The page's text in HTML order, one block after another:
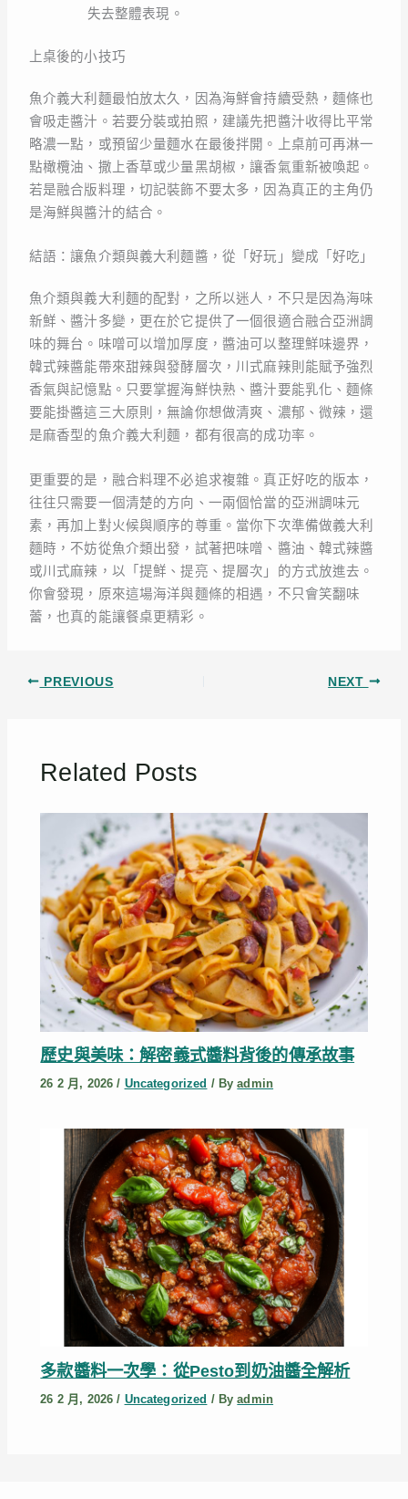
失去整體表現。
上桌後的小技巧
魚介義大利麵最怕放太久，因為海鮮會持續受熱，麵條也
會吸走醬汁。若要分裝或拍照，建議先把醬汁收得比平常
略濃一點，或預留少量麵水在最後拌開。上桌前可再淋一
點橄欖油、撒上香草或少量黑胡椒，讓香氣重新被喚起。
若是融合版料理，切記裝飾不要太多，因為真正的主角仍
是海鮮與醬汁的結合。
結語：讓魚介類與義大利麵醬，從「好玩」變成「好吃」
魚介類與義大利麵的配對，之所以迷人，不只是因為海味
新鮮、醬汁多變，更在於它提供了一個很適合融合亞洲調
味的舞台。味噌可以增加厚度，醬油可以整理鮮味邊界，
韓式辣醬能帶來甜辣與發酵層次，川式麻辣則能賦予強烈
香氣與記憶點。只要掌握海鮮快熟、醬汁要能乳化、麵條
要能掛醬這三大原則，無論你想做清爽、濃郁、微辣，還
是麻香型的魚介義大利麵，都有很高的成功率。
更重要的是，融合料理不必追求複雜。真正好吃的版本，
往往只需要一個清楚的方向、一兩個恰當的亞洲調味元
素，再加上對火候與順序的尊重。當你下次準備做義大利
麵時，不妨從魚介類出發，試著把味噌、醬油、韓式辣醬
或川式麻辣，以「提鮮、提亮、提層次」的方式放進去。
你會發現，原來這場海洋與麵條的相遇，不只會笑翻味
蕾，也真的能讓餐桌更精彩。
PREVIOUS NEXT
Related Posts
歷史與美味：解密義式醬料背後的傳承故事
26 2 月, 2026/ Uncategorized / Byadmin
多款醬料一次學：從Pesto到奶油醬全解析
26 2 月, 2026/ Uncategorized / Byadmin